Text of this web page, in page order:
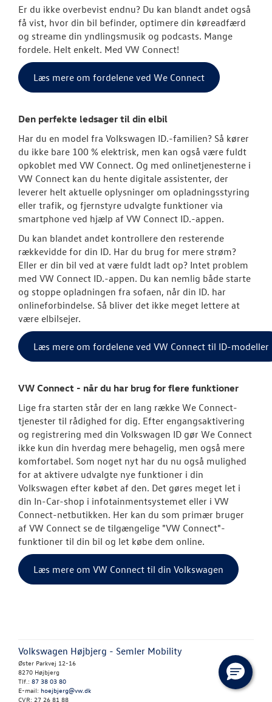
Hjulskifte
Hjulskifte
SKADECENTER
TILBEHØR
RESERVEDELE
NYHEDER
Er du ikke overbevist endnu? Du kan blandt andet også
få vist, hvor din bil befinder, optimere din køreadfærd
og streame din yndlingsmusik og podcasts. Mange
fordele. Helt enkelt. Med VW Connect!
Læs mere om fordelene ved We Connect
Den perfekte ledsager til din elbil
Har du en model fra Volkswagen ID.-familien? Så kører
du ikke bare 100 % elektrisk, men kan også være fuldt
opkoblet med VW Connect. Og med onlinetjenesterne i
VW Connect kan du hente digitale assistenter, der
leverer helt aktuelle oplysninger om opladningsstyring
eller trafik, og fjernstyre udvalgte funktioner via
smartphone ved hjælp af VW Connect ID.-appen.
Du kan blandet andet kontrollere den resterende
rækkevidde for din ID. Har du brug for mere strøm?
Eller er din bil ved at være fuldt ladt op? Intet problem
med VW Connect ID.-appen. Du kan nemlig både starte
og stoppe opladningen fra sofaen, når din ID. har
onlineforbindelse. Så bliver det ikke meget lettere at
være elbilsejer.
Læs mere om fordelene ved VW Connect til ID-modeller
VW Connect - når du har brug for flere funktioner
Lige fra starten står der en lang række We Connect-
tjenester til rådighed for dig. Efter engangsaktivering
og registrering med din Volkswagen ID gør We Connect
ikke kun din hverdag mere behagelig, men også mere
komfortabel. Som noget nyt har du nu også mulighed
for at aktivere udvalgte nye funktioner i din
Volkswagen efter købet af den. Det gøres meget let i
din In-Car-shop i infotainmentsystemet eller i VW
Connect-netbutikken. Her kan du som primær bruger
af VW Connect se de tilgængelige "VW Connect"-
funktioner til din bil og let købe dem online.
Læs mere om VW Connect til din Volkswagen
Volkswagen Højbjerg - Semler Mobility
Øster Parkvej 12-16
8270 Højbjerg
Tlf.: 87 38 03 80
E-mail: hoejbjerg@vw.dk
CVR: 27 26 81 88